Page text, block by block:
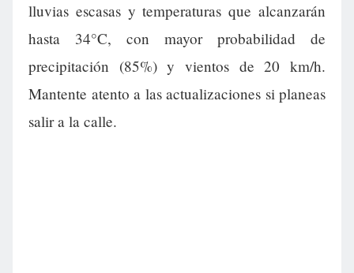
lluvias escasas y temperaturas que alcanzarán
hasta 34°C, con mayor probabilidad de
precipitación (85%) y vientos de 20 km/h.
Mantente atento a las actualizaciones si planeas
salir a la calle.